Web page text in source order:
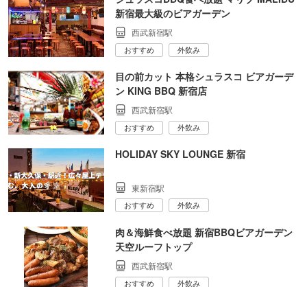
新宿最大級のビアガーデン
西武新宿駅
おすすめ 外飲み
目の前カット 本格シュラスコ ビアガーデ
ン KING BBQ 新宿店
西武新宿駅
おすすめ 外飲み
HOLIDAY SKY LOUNGE 新宿
東新宿駅
おすすめ 外飲み
肉＆海鮮食べ放題 新宿BBQビアガーデン
天空ルーフトップ
西武新宿駅
おすすめ 外飲み